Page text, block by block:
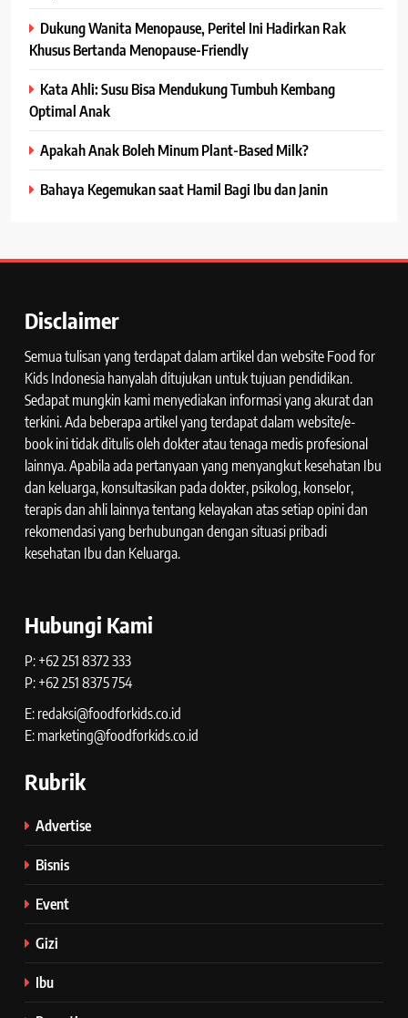
Dukung Wanita Menopause, Peritel Ini Hadirkan Rak
Khusus Bertanda Menopause-Friendly
Kata Ahli: Susu Bisa Mendukung Tumbuh Kembang
Optimal Anak
Apakah Anak Boleh Minum Plant-Based Milk?
Bahaya Kegemukan saat Hamil Bagi Ibu dan Janin
Disclaimer
Semua tulisan yang terdapat dalam artikel dan website Food for
Kids Indonesia hanyalah ditujukan untuk tujuan pendidikan.
Sedapat mungkin kami menyediakan informasi yang akurat dan
terkini. Ada beberapa artikel yang terdapat dalam website/e-
book ini tidak ditulis oleh dokter atau tenaga medis profesional
lainnya. Apabila ada pertanyaan yang menyangkut kesehatan Ibu
dan keluarga, konsultasikan pada dokter, psikolog, konselor,
terapis dan ahli lainnya tentang kelayakan atas setiap opini dan
rekomendasi yang berhubungan dengan situasi pribadi
kesehatan Ibu dan Keluarga.
Hubungi Kami
P: +62 251 8372 333
P: +62 251 8375 754
E: redaksi@foodforkids.co.id
E: marketing@foodforkids.co.id
Rubrik
Advertise
Bisnis
Event
Gizi
Ibu